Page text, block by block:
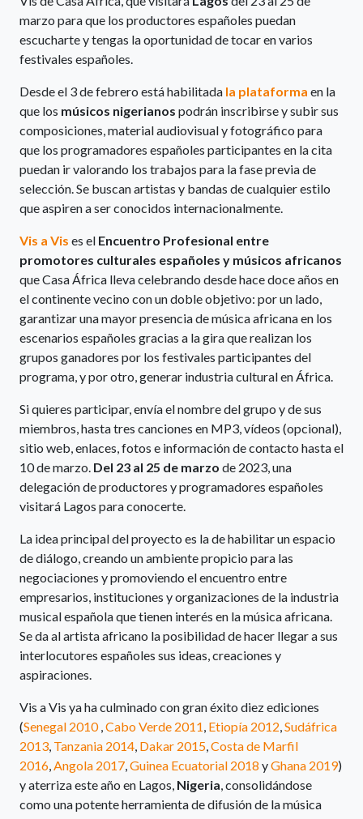
marzo para que los productores españoles puedan
escucharte y tengas la oportunidad de tocar en varios
festivales españoles.
Desde el 3 de febrero está habilitada la plataforma en la
que los músicos nigerianos podrán inscribirse y subir sus
composiciones, material audiovisual y fotográfico para
que los programadores españoles participantes en la cita
puedan ir valorando los trabajos para la fase previa de
selección. Se buscan artistas y bandas de cualquier estilo
que aspiren a ser conocidos internacionalmente.
Vis a Vis es el Encuentro Profesional entre
promotores culturales españoles y músicos africanos
que Casa África lleva celebrando desde hace doce años en
el continente vecino con un doble objetivo: por un lado,
garantizar una mayor presencia de música africana en los
escenarios españoles gracias a la gira que realizan los
grupos ganadores por los festivales participantes del
programa, y por otro, generar industria cultural en África.
Si quieres participar, envía el nombre del grupo y de sus
miembros, hasta tres canciones en MP3, vídeos (opcional),
sitio web, enlaces, fotos e información de contacto hasta el
10 de marzo. Del 23 al 25 de marzo de 2023, una
delegación de productores y programadores españoles
visitará Lagos para conocerte.
La idea principal del proyecto es la de habilitar un espacio
de diálogo, creando un ambiente propicio para las
negociaciones y promoviendo el encuentro entre
empresarios, instituciones y organizaciones de la industria
musical española que tienen interés en la música africana.
Se da al artista africano la posibilidad de hacer llegar a sus
interlocutores españoles sus ideas, creaciones y
aspiraciones.
Vis a Vis ya ha culminado con gran éxito diez ediciones
(Senegal 2010,Cabo Verde 2011, Etiopía 2012,Sudáfrica
2013, Tanzania 2014, Dakar 2015,Costa de Marfil
2016,Angola 2017,Guinea Ecuatorial 2018 yGhana 2019)
y aterriza este año en Lagos, Nigeria, consolidándose
como una potente herramienta de difusión de la música